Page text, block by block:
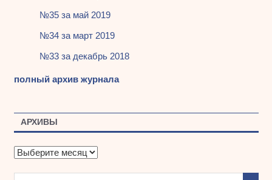
№35 за май 2019
№34 за март 2019
№33 за декабрь 2018
полный архив журнала
АРХИВЫ
А
х